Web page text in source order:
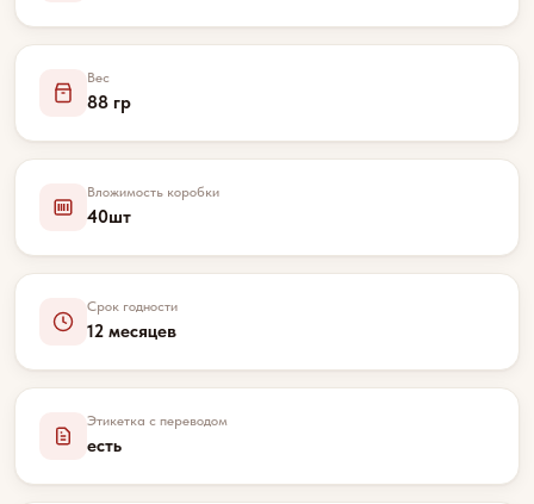
Вес
88 гр
Вложимость коробки
40шт
Срок годности
12 месяцев
Этикетка с переводом
есть